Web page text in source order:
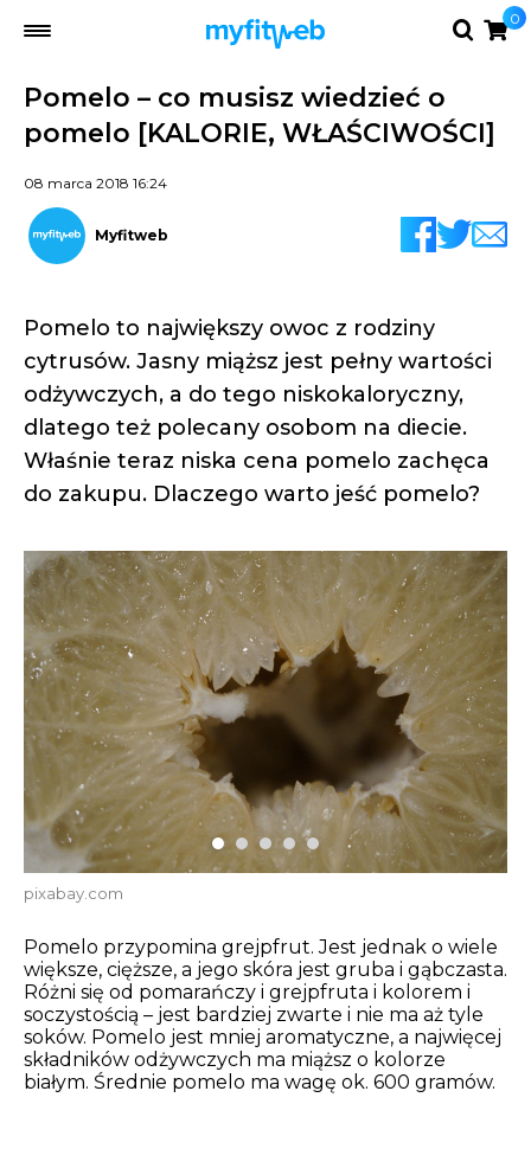
0
Pomelo – co musisz wiedzieć o
pomelo [KALORIE, WŁAŚCIWOŚCI]
08 marca 2018 16:24
Myfitweb
Pomelo to największy owoc z rodziny
cytrusów. Jasny miąższ jest pełny wartości
odżywczych, a do tego niskokaloryczny,
dlatego też polecany osobom na diecie.
Właśnie teraz niska cena pomelo zachęca
do zakupu. Dlaczego warto jeść pomelo?
pixabay.com
Pomelo przypomina grejpfrut. Jest jednak o wiele
większe, cięższe, a jego skóra jest gruba i gąbczasta.
Różni się od pomarańczy i grejpfruta i kolorem i
soczystością – jest bardziej zwarte i nie ma aż tyle
soków. Pomelo jest mniej aromatyczne, a najwięcej
składników odżywczych ma miąższ o kolorze
białym. Średnie pomelo ma wagę ok. 600 gramów.